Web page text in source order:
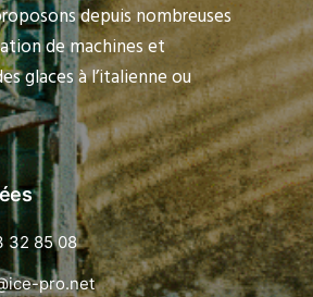
depuis nombreuses
de machines et
glaces à l’italienne ou
32 85 08
pro.net